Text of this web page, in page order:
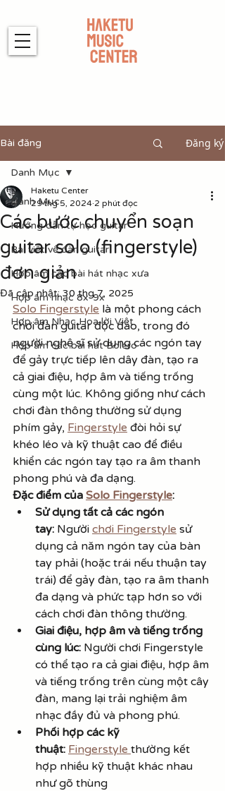
Bài đăng Đăng ký
Danh Mục
Hướng dẫn tự học guitar
Bài viết về đàn guitar
Hợp âm các bài hát nhạc xưa
Hợp âm nhạc 8x-9x
Hợp âm Nhạc Hoa lời Việt
Hợp âm các bài hát Bolero
Danh Mục
Các bước chuyển soạn
guitar solo (fingerstyle)
đơn giản
Haketu Center
29 thg 5, 2024 2 phút đọc
Đã cập nhật:30 thg 7, 2025
Solo Fingerstyle là một phong cách
chơi đàn guitar độc đáo, trong đó
người nghệ sĩ sử dụng các ngón tay
để gảy trực tiếp lên dây đàn, tạo ra
cả giai điệu, hợp âm và tiếng trống
cùng một lúc. Không giống như cách
chơi đàn thông thường sử dụng
phím gảy, Fingerstyle đòi hỏi sự
khéo léo và kỹ thuật cao để điều
khiển các ngón tay tạo ra âm thanh
phong phú và đa dạng.
Đặc điểm của Solo Fingerstyle:
Sử dụng tất cả các ngón
tay: Người chơi Fingerstyle sử
dụng cả năm ngón tay của bàn
tay phải (hoặc trái nếu thuận tay
trái) để gảy đàn, tạo ra âm thanh
đa dạng và phức tạp hơn so với
cách chơi đàn thông thường.
Giai điệu, hợp âm và tiếng trống
cùng lúc: Người chơi Fingerstyle
có thể tạo ra cả giai điệu, hợp âm
và tiếng trống trên cùng một cây
đàn, mang lại trải nghiệm âm
nhạc đầy đủ và phong phú.
Phối hợp các kỹ
thuật: Fingerstyle thường kết
hợp nhiều kỹ thuật khác nhau
như gõ thùng